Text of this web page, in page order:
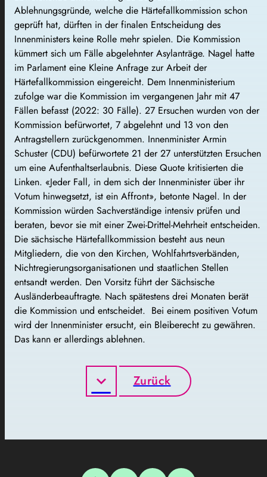
Ablehnungsgründe, welche die Härtefallkommission schon
geprüft hat, dürften in der finalen Entscheidung des
Innenministers keine Rolle mehr spielen. Die Kommission
kümmert sich um Fälle abgelehnter Asylanträge. Nagel hatte
im Parlament eine Kleine Anfrage zur Arbeit der
Härtefallkommission eingereicht. Dem Innenministerium
zufolge war die Kommission im vergangenen Jahr mit 47
Fällen befasst (2022: 30 Fälle). 27 Ersuchen wurden von der
Kommission befürwortet, 7 abgelehnt und 13 von den
Antragstellern zurückgenommen. Innenminister Armin
Schuster (CDU) befürwortete 21 der 27 unterstützten Ersuchen
um eine Aufenthaltserlaubnis. Diese Quote kritisierten die
Linken. «Jeder Fall, in dem sich der Innenminister über ihr
Votum hinwegsetzt, ist ein Affront», betonte Nagel. In der
Kommission würden Sachverständige intensiv prüfen und
beraten, bevor sie mit einer Zwei-Drittel-Mehrheit entscheiden.
Die sächsische Härtefallkommission besteht aus neun
Mitgliedern, die von den Kirchen, Wohlfahrtsverbänden,
Nichtregierungsorganisationen und staatlichen Stellen
entsandt werden. Den Vorsitz führt der Sächsische
Ausländerbeauftragte. Nach spätestens drei Monaten berät
die Kommission und entscheidet. Bei einem positiven Votum
wird der Innenminister ersucht, ein Bleiberecht zu gewähren.
Das kann er allerdings ablehnen.
Zurück